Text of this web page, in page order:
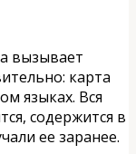
вызывает
карта
языках. Вся
содержится в
ее заранее.